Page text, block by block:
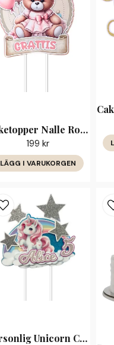
Caketopper Nalle Rosa Grattis — barnkalas
199 kr
LÄGG I VARUKORGEN
Personlig Unicorn Caketopper med Namn & Ålder